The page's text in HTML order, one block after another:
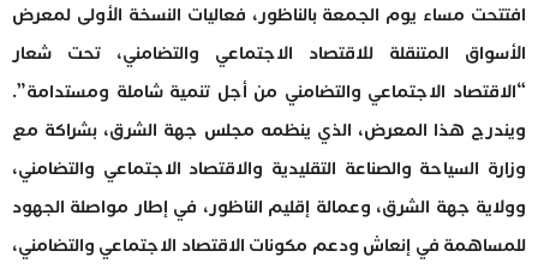
افتتحت مساء يوم الجمعة بالناظور، فعاليات النسخة الأولى لمعرض
الأسواق المتنقلة للاقتصاد الاجتماعي والتضامني، تحت شعار
“الاقتصاد الاجتماعي والتضامني من أجل تنمية شاملة ومستدامة”.
ويندرج هذا المعرض، الذي ينظمه مجلس جهة الشرق، بشراكة مع
وزارة السياحة والصناعة التقليدية والاقتصاد الاجتماعي والتضامني،
وولاية جهة الشرق، وعمالة إقليم الناظور، في إطار مواصلة الجهود
للمساهمة في إنعاش ودعم مكونات الاقتصاد الاجتماعي والتضامني،